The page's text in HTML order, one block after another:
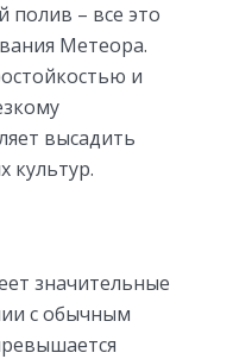
– все это
Метеора.
и
высадить
культур.
значительные
с обычным